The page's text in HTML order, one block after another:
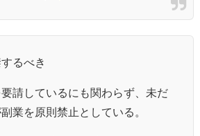
るべき
請しているにも関わらず、未だ
業を原則禁止としている。